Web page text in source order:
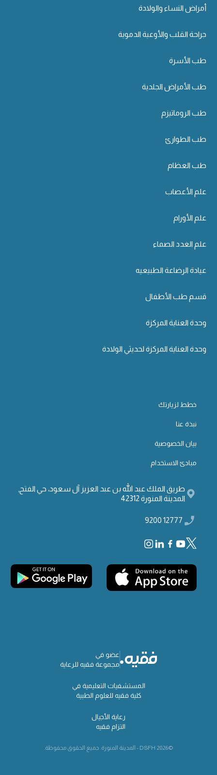
أمراض النساء والولادة
جراحة القلب والأوعية الدموية
طب الأسرة
طب الأمراض الجلدية
طب الروماتيزم
طب الطوارئ
طب العظام
علم الأعصاب
علم الأورام
علم الغدد الصماء
عيادة الرضاعة الطبيعيه
قسم طب الأطفال
وحدة العناية المركزة
وحدة العناية المركزة لحديثي الولادة
خطط لزيارتك
نبذة عنا
بيان الخصوصية
مبادئ الاستخدام
طريق الملك عبد الله بن عبد العزيز آل سعود، حي الفتح,
المدينة المنورة 42312
12777 9200
عضو في
مجموعة فقيه للرعاية
المستشفيات التعليمية في
كلية فقيه للعلوم الطبية
رعاية الأجيال
التزام فقيه
©2026 DSFH - المدينة المنورة. جميع الحقوق محفوظة.